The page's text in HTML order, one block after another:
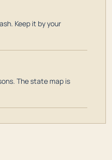
Keep it by your
The state map is